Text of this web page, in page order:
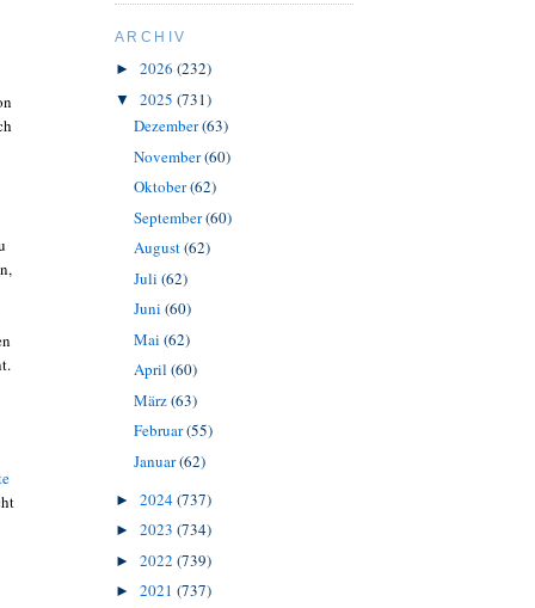
ARCHIV
► 2026 (232)
▼ 2025 (731)
Dezember(63)
November(60)
Oktober(62)
September(60)
August(62)
Juli (62)
Juni (60)
Mai (62)
April (60)
März(63)
Februar(55)
Januar(62)
► 2024(737)
► 2023 (734)
► 2022 (739)
► 2021 (737)